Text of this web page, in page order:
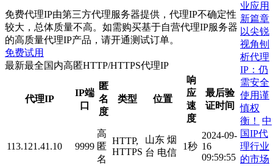
免费代理IP由第三方代理服务器提供，代理IP不确定性
较大，总体质量不高。如需购买基于自营代理IP服务器
的高质量代理IP产品，请开通测试订单。
免费试用
最新最全国内高匿HTTP/HTTPS代理IP
代理IP
IP端
口
匿
名
度
类型 位置
响
应
速
度
最后验
证时间
113.121.41.10 9999
高
匿
名
HTTP,
HTTPS
山东 烟
台 电信
1秒
2024-09-
16
09:59:55
业应用
新篇章
以尖锐
视角刨
析代理
IP：仍
需安全
使用谨
慎权
衡！
中
国IP代
理行业
的市场